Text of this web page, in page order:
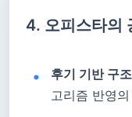
4. 오피스타의
후기 기반 구
고리즘 반영